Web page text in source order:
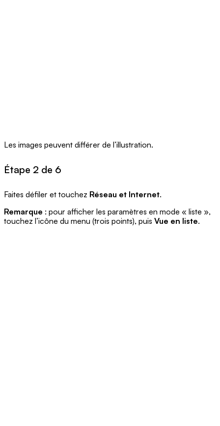
Les images peuvent différer de l’illustration.
Étape 2 de 6
Faites défiler et touchez Réseau et Internet.
Remarque : pour afficher les paramètres en mode « liste »,
touchez l’icône du menu (trois points), puis Vue en liste.